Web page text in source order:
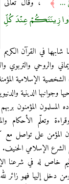
﴾
، وقال تعالى
زِينَتَكُمْ عِنْدَ كُلِّ
في القرآن الكريم
والروحي والتربوي
الشخصية الإسلامية
وجوانبها الدينية
المسلمون المؤمنون
وتعلّم الأحكام
المؤمن على تواصل
الإسلامي الحنيف.
خاص له في شرعنا
دخل إليها فهو زائر